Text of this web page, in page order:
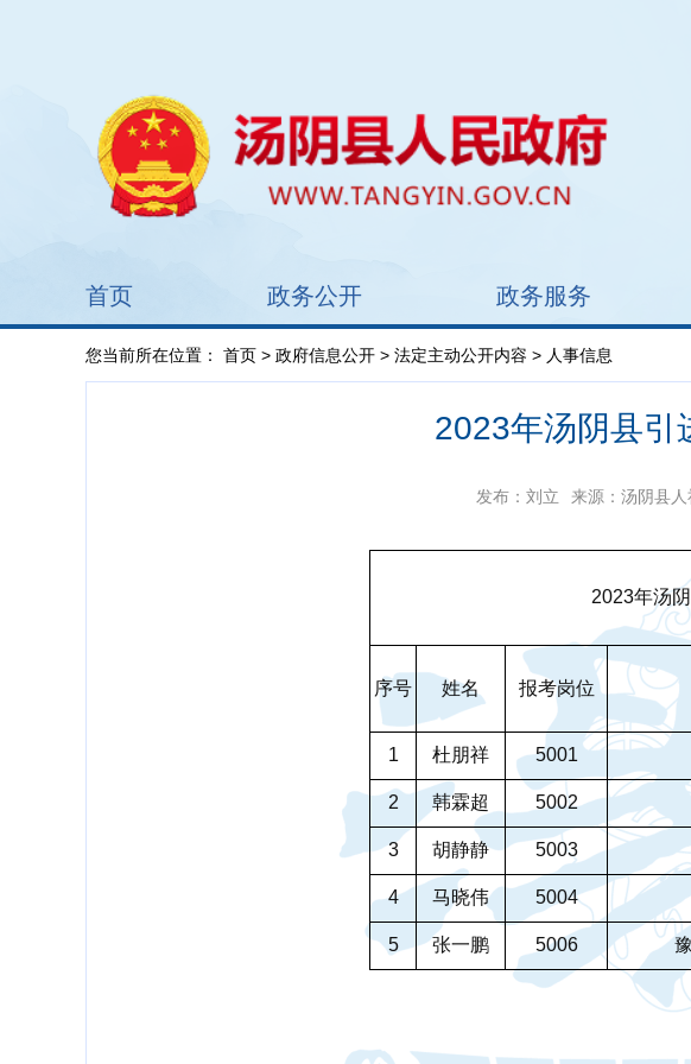
首页 政务公开 政务服务
您当前所在位置： 首页 > 政府信息公开 > 法定主动公开内容 > 人事信息
2023年汤阴县引
发布：刘立 来源：汤阴县人
2023年汤
序号 姓名 报考岗位
1 杜朋祥 5001
2 韩霖超 5002
3 胡静静 5003
4 马晓伟 5004
5 张一鹏 5006